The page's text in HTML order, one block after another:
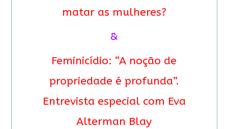
matar as mulheres?
&
Feminicídio: “A noção de
propriedade é profunda”.
Entrevista especial com Eva
Alterman Blay